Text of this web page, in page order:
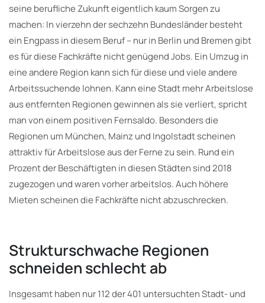
seine berufliche Zukunft eigentlich kaum Sorgen zu
machen: In vierzehn der sechzehn Bundesländer besteht
ein Engpass in diesem Beruf – nur in Berlin und Bremen gibt
es für diese Fachkräfte nicht genügend Jobs. Ein Umzug in
eine andere Region kann sich für diese und viele andere
Arbeitssuchende lohnen. Kann eine Stadt mehr Arbeitslose
aus entfernten Regionen gewinnen als sie verliert, spricht
man von einem positiven Fernsaldo. Besonders die
Regionen um München, Mainz und Ingolstadt scheinen
attraktiv für Arbeitslose aus der Ferne zu sein. Rund ein
Prozent der Beschäftigten in diesen Städten sind 2018
zugezogen und waren vorher arbeitslos. Auch höhere
Mieten scheinen die Fachkräfte nicht abzuschrecken.
Strukturschwache Regionen
schneiden schlecht ab
Insgesamt haben nur 112 der 401 untersuchten Stadt- und